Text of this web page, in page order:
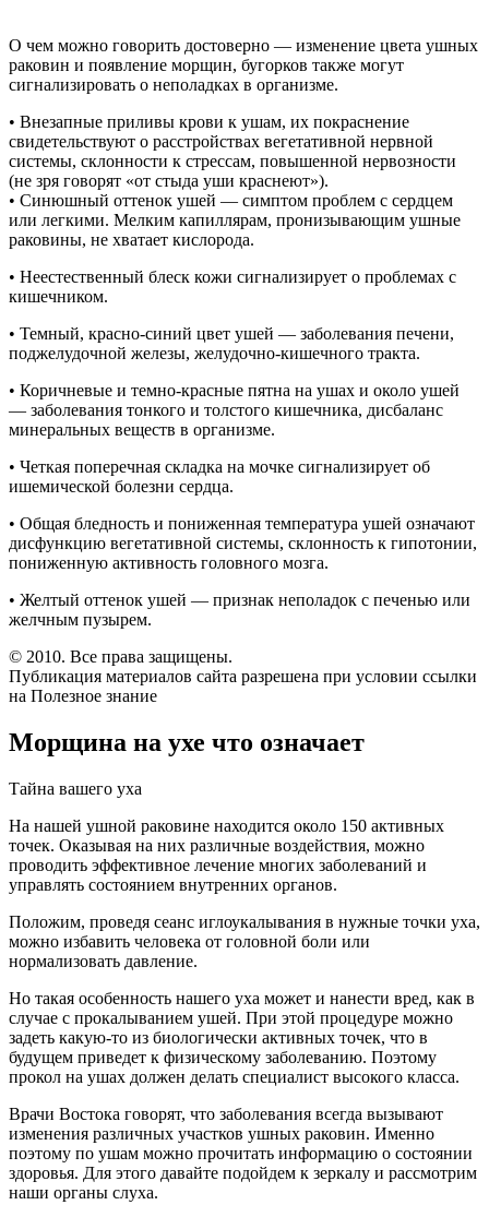
О чем можно говорить достоверно — изменение цвета ушных
раковин и появление морщин, бугорков также могут
сигнализировать о неполадках в организме.
• Внезапные приливы крови к ушам, их покраснение
свидетельствуют о расстройствах вегетативной нервной
системы, склонности к стрессам, повышенной нервозности
(не зря говорят «от стыда уши краснеют»).
• Синюшный оттенок ушей — симптом проблем с сердцем
или легкими. Мелким капиллярам, пронизывающим ушные
раковины, не хватает кислорода.
• Неестественный блеск кожи сигнализирует о проблемах с
кишечником.
• Темный, красно-синий цвет ушей — заболевания печени,
поджелудочной железы, желудочно-кишечного тракта.
• Коричневые и темно-красные пятна на ушах и около ушей
— заболевания тонкого и толстого кишечника, дисбаланс
минеральных веществ в организме.
• Четкая поперечная складка на мочке сигнализирует об
ишемической болезни сердца.
• Общая бледность и пониженная температура ушей означают
дисфункцию вегетативной системы, склонность к гипотонии,
пониженную активность головного мозга.
• Желтый оттенок ушей — признак неполадок с печенью или
желчным пузырем.
© 2010. Все права защищены.
Публикация материалов сайта разрешена при условии ссылки
на Полезное знание
Морщина на ухе что означает
Тайна вашего уха
На нашей ушной раковине находится около 150 активных
точек. Оказывая на них различные воздействия, можно
проводить эффективное лечение многих заболеваний и
управлять состоянием внутренних органов.
Положим, проведя сеанс иглоукалывания в нужные точки уха,
можно избавить человека от головной боли или
нормализовать давление.
Но такая особенность нашего уха может и нанести вред, как в
случае с прокалыванием ушей. При этой процедуре можно
задеть какую-то из биологически активных точек, что в
будущем приведет к физическому заболеванию. Поэтому
прокол на ушах должен делать специалист высокого класса.
Врачи Востока говорят, что заболевания всегда вызывают
изменения различных участков ушных раковин. Именно
поэтому по ушам можно прочитать информацию о состоянии
здоровья. Для этого давайте подойдем к зеркалу и рассмотрим
наши органы слуха.